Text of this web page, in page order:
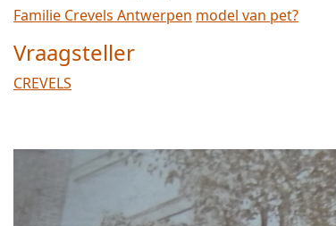
Familie Crevels Antwerpen model van pet?
Vraagsteller
CREVELS